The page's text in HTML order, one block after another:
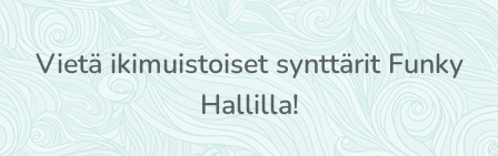
Vietä ikimuistoiset synttärit Funky
Hallilla!